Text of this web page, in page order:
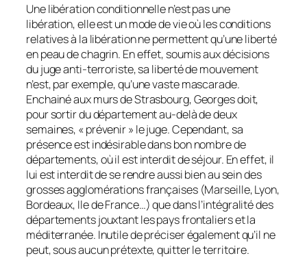
Une libération conditionnelle n’est pas une
libération, elle est un mode de vie où les conditions
relatives à la libération ne permettent qu’une liberté
en peau de chagrin. En effet, soumis aux décisions
du juge anti-terroriste, sa liberté de mouvement
n’est, par exemple, qu’une vaste mascarade.
Enchainé aux murs de Strasbourg, Georges doit,
pour sortir du département au-delà de deux
semaines, « prévenir » le juge. Cependant, sa
présence est indésirable dans bon nombre de
départements, où il est interdit de séjour. En effet, il
lui est interdit de se rendre aussi bien au sein des
grosses agglomérations françaises (Marseille, Lyon,
Bordeaux, Ile de France…) que dans l’intégralité des
départements jouxtant les pays frontaliers et la
méditerranée. Inutile de préciser également qu’il ne
peut, sous aucun prétexte, quitter le territoire.